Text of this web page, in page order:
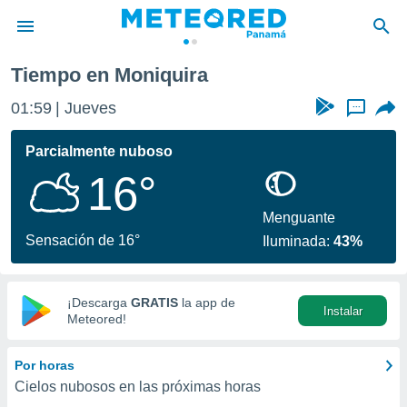
de
ha
que se
calidad.
a este
las
y
digital
basada
Tiempo en Moniquira
01:59 Jueves ...
Parcialmente nuboso
16°
Sensación de 16°
Menguante
Iluminada:43%
¡Descarga GRATIS la app de
Meteored!
Instalar
Por horas
Cielos nubosos en las próximas horas